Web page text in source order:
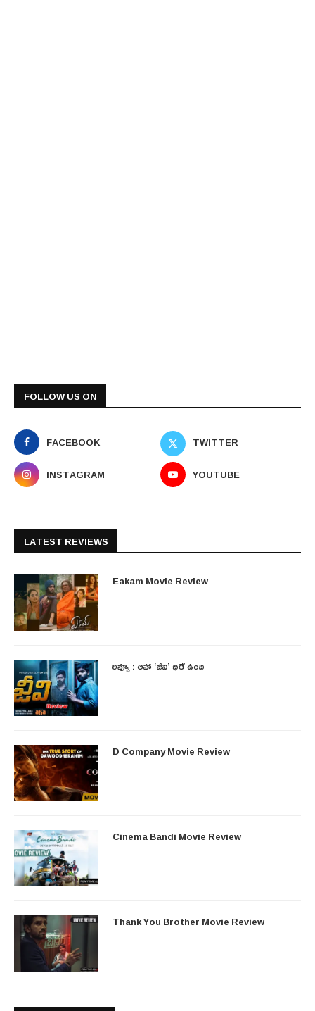
FOLLOW US ON
FACEBOOK
TWITTER
INSTAGRAM
YOUTUBE
LATEST REVIEWS
Eakam Movie Review
రివ్యూ : ఆహా ‘జీవి’ భలే ఉంది
D Company Movie Review
Cinema Bandi Movie Review
Thank You Brother Movie Review